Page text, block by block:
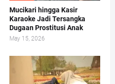
Mucikari hingga Kasir
Karaoke Jadi Tersangka
Dugaan Prostitusi Anak
May 15, 2026